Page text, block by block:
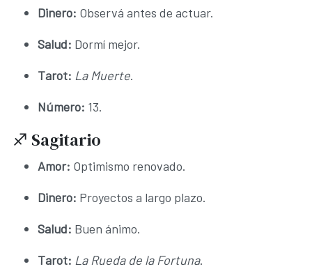
Dinero: Observá antes de actuar.
Salud: Dormí mejor.
Tarot: La Muerte.
Número: 13.
♐ Sagitario
Amor: Optimismo renovado.
Dinero: Proyectos a largo plazo.
Salud: Buen ánimo.
Tarot: La Rueda de la Fortuna.